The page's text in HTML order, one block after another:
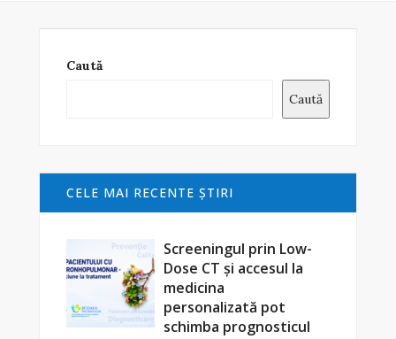
Caută
Caută
CELE MAI RECENTE ŞTIRI
Screeningul prin Low-
Dose CT și accesul la
medicina
personalizată pot
schimba prognosticul